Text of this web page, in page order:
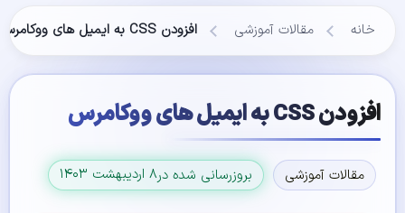
خانه مقالات آموزشی افزودن CSS به ایمیل های ووکامرس
افزودن CSS به ایمیل های ووکامرس
مقالات آموزشی بروزرسانی شده در۸ اردیبهشت ۱۴۰۳